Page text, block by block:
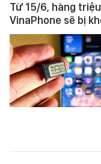
Từ 15/6, hàng
VinaPhone sẽ bị